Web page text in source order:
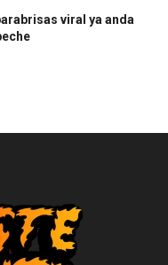
viral ya anda